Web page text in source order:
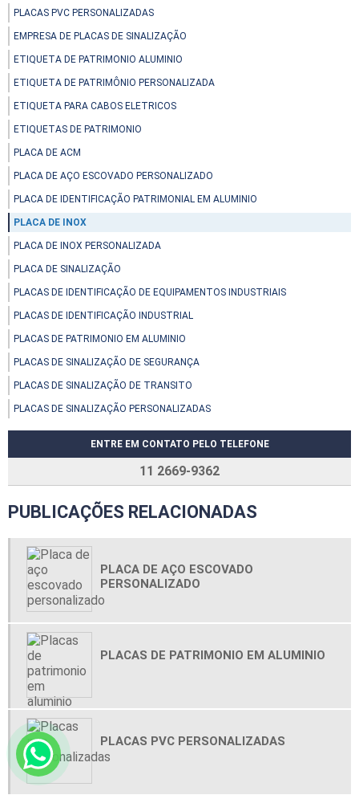
PLACAS PVC PERSONALIZADAS
EMPRESA DE PLACAS DE SINALIZAÇÃO
ETIQUETA DE PATRIMONIO ALUMINIO
ETIQUETA DE PATRIMÔNIO PERSONALIZADA
ETIQUETA PARA CABOS ELETRICOS
ETIQUETAS DE PATRIMONIO
PLACA DE ACM
PLACA DE AÇO ESCOVADO PERSONALIZADO
PLACA DE IDENTIFICAÇÃO PATRIMONIAL EM ALUMINIO
PLACA DE INOX
PLACA DE INOX PERSONALIZADA
PLACA DE SINALIZAÇÃO
PLACAS DE IDENTIFICAÇÃO DE EQUIPAMENTOS INDUSTRIAIS
PLACAS DE IDENTIFICAÇÃO INDUSTRIAL
PLACAS DE PATRIMONIO EM ALUMINIO
PLACAS DE SINALIZAÇÃO DE SEGURANÇA
PLACAS DE SINALIZAÇÃO DE TRANSITO
PLACAS DE SINALIZAÇÃO PERSONALIZADAS
ENTRE EM CONTATO PELO TELEFONE
11 2669-9362
PUBLICAÇÕES RELACIONADAS
PLACA DE AÇO ESCOVADO
PERSONALIZADO
PLACAS DE PATRIMONIO EM ALUMINIO
PLACAS PVC PERSONALIZADAS